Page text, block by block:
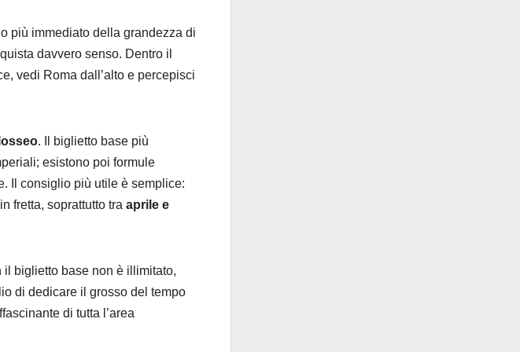
più immediato della grandezza di
davvero senso. Dentro il
vedi Roma dall’alto e percepisci
. Il biglietto base più
esistono poi formule
Il consiglio più utile è semplice:
fretta, soprattutto tra aprile e
biglietto base non è illimitato,
di dedicare il grosso del tempo
di tutta l’area